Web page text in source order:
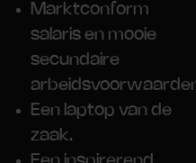
Marktconform
salaris en mooie
secundaire
Een laptop van de
zaak.